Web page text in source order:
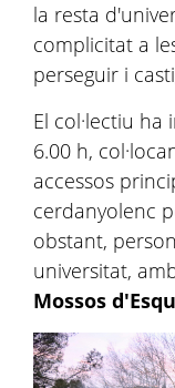
la resta
complicitat a
perseguir i
El col·lectiu ha
6.00 h,
accessos
cerdanyolenc
obstant,
universitat,
Mossos